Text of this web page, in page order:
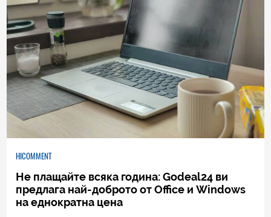
HICOMMENT
Не плащайте всяка година: Godeal24 ви
предлага най-доброто от Office и Windows
на еднократна цена